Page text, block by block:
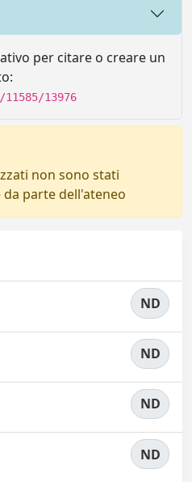
per citare o creare un
13976
non sono stati
parte dell'ateneo
ND
ND
ND
ND